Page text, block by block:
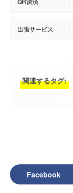
出張サービス
関連するタグ:
Facebook